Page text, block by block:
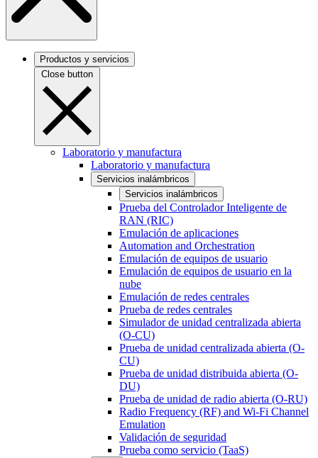
Productos y servicios
Close button
Laboratorio y manufactura
Laboratorio y manufactura
Servicios inalámbricos
Servicios inalámbricos
Prueba del Controlador Inteligente de
RAN (RIC)
Emulación de aplicaciones
Automation and Orchestration
Emulación de equipos de usuario
Emulación de equipos de usuario en la
nube
Emulación de redes centrales
Prueba de redes centrales
Simulador de unidad centralizada abierta
(O-CU)
Prueba de unidad centralizada abierta (O-
CU)
Prueba de unidad distribuida abierta (O-
DU)
Prueba de unidad de radio abierta (O-RU)
Radio Frequency (RF) and Wi-Fi Channel
Emulation
Validación de seguridad
Prueba como servicio (TaaS)